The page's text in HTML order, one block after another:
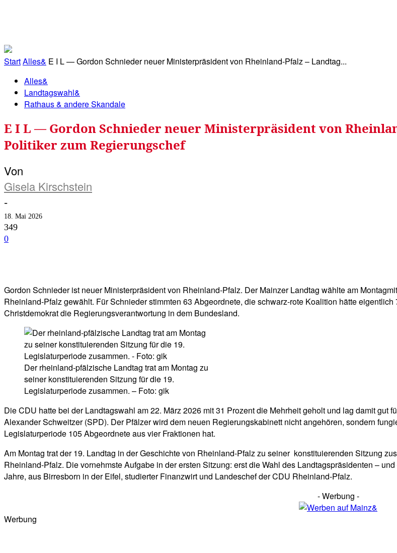
StartAlles& E I L — Gordon Schnieder neuer Ministerpräsident von Rheinland-Pfalz – Landtag...
Alles&
Landtagswahl&
Rathaus & andere Skandale
E I L — Gordon Schnieder neuer Ministerpräsident von
Politiker zum Regierungschef
Von
Gisela Kirschstein
-
18. Mai 2026
349
0
Gordon Schnieder ist neuer Ministerpräsident von Rheinland-Pfalz. Der Mainzer Landtag wählte am
Rheinland-Pfalz gewählt. Für Schnieder stimmten 63 Abgeordnete, die schwarz-rote Koalition hätte
Christdemokrat die Regierungsverantwortung in dem Bundesland.
Der rheinland-pfälzische Landtag trat am Montag zu
seiner konstituierenden Sitzung für die 19.
Legislaturperiode zusammen. – Foto: gik
Die CDU hatte bei der Landtagswahl am 22. März 2026 mit 31 Prozent die Mehrheit geholt und lag damit
Alexander Schweitzer (SPD). Der Pfälzer wird dem neuen Regierungskabinett nicht angehören, sondern
Legislaturperiode 105 Abgeordnete aus vier Fraktionen hat.
Am Montag trat der 19. Landtag in der Geschichte von Rheinland-Pfalz zu seiner konstituierenden Sitzung
Rheinland-Pfalz. Die vornehmste Aufgabe in der ersten Sitzung: erst die Wahl des Landtagspräsidenten –
Jahre, aus Birresborn in der Eifel, studierter Finanzwirt und Landeschef der CDU Rheinland-Pfalz.
- Werbung -
Werbung